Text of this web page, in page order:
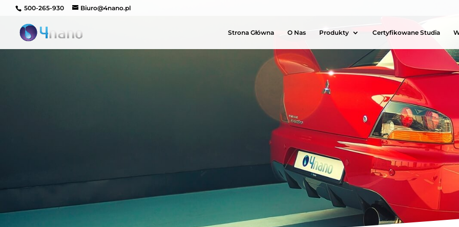
500-265-930 Biuro@4nano.pl
Strona Główna O Nas Produkty Certyfikowane Studia